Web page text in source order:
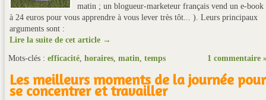
matin ; un blogueur-marketeur français vend un e-book
à 24 euros pour vous apprendre à vous lever très tôt... ). Leurs principaux
arguments sont :
Lire la suite de cet article →
Mots-clés : efficacité, horaires, matin, temps 1 commentaire
Les meilleurs moments de la journée pour
se concentrer et travailler